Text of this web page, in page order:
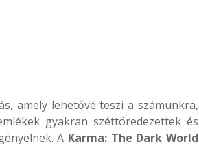
amely lehetővé teszi a számunkra,
gyakran széttöredezettek és
A Karma: The Dark World